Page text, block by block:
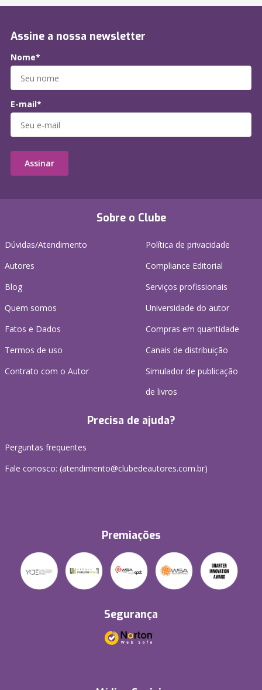
Sobre o Clube
Dúvidas/Atendimento
Autores
Blog
Quem somos
Fatos e Dados
Termos de uso
Contrato com o Autor
Política de privacidade
Compliance Editorial
Serviços profissionais
Universidade do autor
Compras em quantidade
Canais de distribuição
Simulador de publicação
de livros
Precisa de ajuda?
Perguntas frequentes
Fale conosco: (atendimento@clubedeautores.com.br)
Premiações
Segurança
Assine a nossa newsletter
Nome*
E-mail*
Assinar